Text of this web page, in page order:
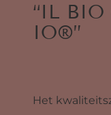
“IL BIO
IO®”
Het